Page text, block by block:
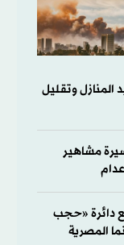
المنازل وتقليل
مشاهير
دائرة «حجب
المصرية